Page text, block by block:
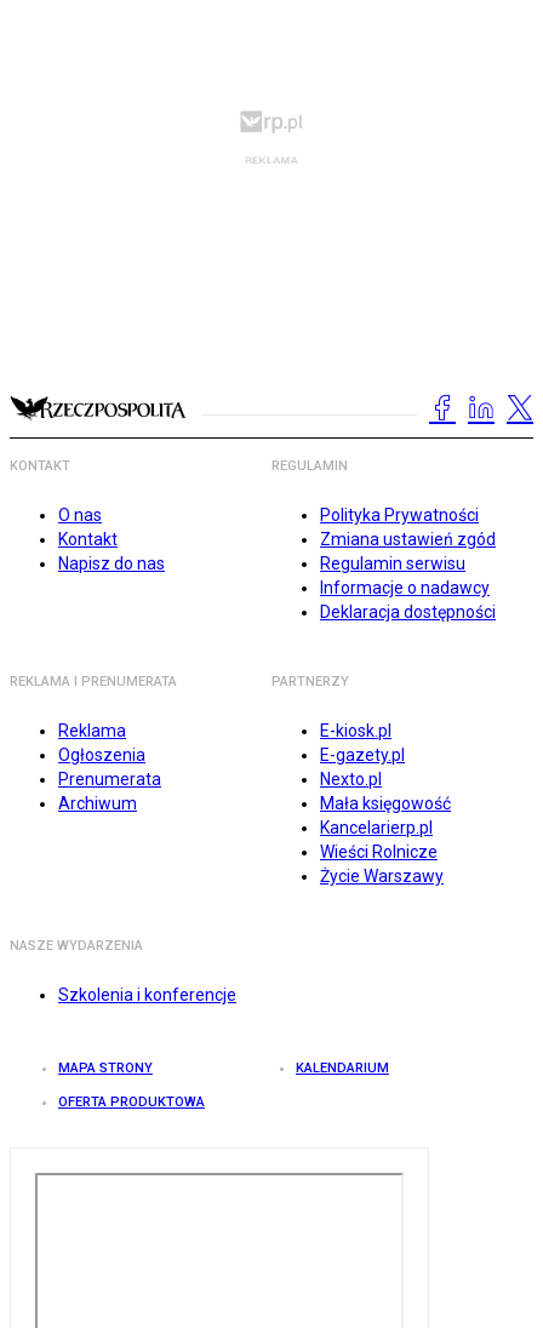
KONTAKT
O nas
Kontakt
Napisz do nas
REGULAMIN
Polityka Prywatności
Zmiana ustawień zgód
Regulamin serwisu
Informacje o nadawcy
Deklaracja dostępności
REKLAMA I PRENUMERATA
Reklama
Ogłoszenia
Prenumerata
Archiwum
PARTNERZY
E-kiosk.pl
E-gazety.pl
Nexto.pl
Mała księgowość
Kancelarierp.pl
Wieści Rolnicze
Życie Warszawy
NASZE WYDARZENIA
Szkolenia i konferencje
MAPA STRONY KALENDARIUM
OFERTA PRODUKTOWA